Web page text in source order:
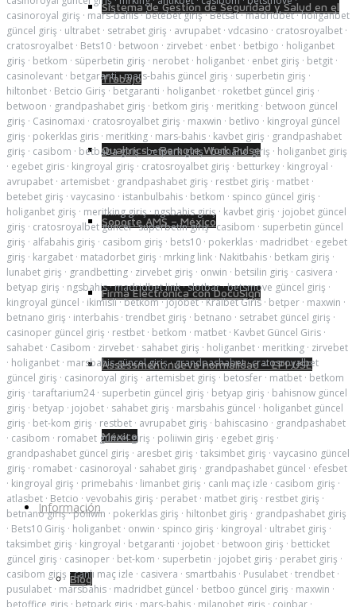
Sistema de Gestión de Seguridad y Salud en el
Trabajo
Qualtrics – Remote Work Pulse
Soporte AMS – México
Firma Electrónica con DocuSign
Assessment nueva normalidad – EPI-USE
México
Información
Blog
casinoroyal giriş · mars-bahis·betebet giriş·Betsat·madridbet·holiganbet
güncel giriş · ultrabet · setrabet giriş · avrupabet · vdcasino · cratosroyalbet ·
cratosroyalbet · Bets10 · betwoon · zirvebet · enbet · betbigo · holiganbet
giriş · betkom · süperbetin giriş · nerobet · holiganbet · enbet giriş · betgit ·
casinolevant · betgaranti·mars-bahis güncel giriş · superbetin giriş ·
hiltonbet · Betcio Giriş · betgaranti · holiganbet · roketbet güncel giriş ·
betwoon · grandpashabet giriş · betkom giriş · meritking · betwoon güncel
giriş · Casinomaxi · cratosroyalbet giriş · maxwin · betlivo · kingroyal güncel
giriş · pokerklas giris · meritking · mars-bahis · kavbet giriş · grandpashabet
giriş · casibom · betbaba giriş·betpark giriş·betnano giriş · holiganbet giriş
· egebet giris · kingroyal giriş · cratosroyalbet giriş · betturkey · kingroyal ·
avrupabet · artemisbet · grandpashabet giriş · restbet giriş · matbet ·
betebet giriş · vaycasino · istanbulbahis · betkom · spinco güncel giriş ·
holiganbet giriş · meritking giriş·ngsbahis giriş · kavbet giriş · jojobet güncel
giriş · cratosroyalbet güncel·superbetin giriş·casibom · superbetin güncel
giriş · alfabahis giriş · casibom giriş · bets10 · pokerklas · madridbet · egebet
giriş · kargabet · matadorbet giriş · mrking link · Nakitbahis · betkam giriş ·
lunabet giriş · grandbetting · zirvebet giriş · onwin · betsilin giriş · casivera ·
betyap giriş · ngsbahis·madridbet link·slotbar·betsmove güncel giriş ·
kingroyal güncel · ikimisli·betkom·jojobet·Kralbet Giris · betper · maxwin ·
betnano giriş · interbahis · trendbet giriş · betnano · setrabet güncel giriş ·
casinoper güncel giriş · restbet · betkom · matbet · Kavbet Güncel Giris ·
sahabet · Casibom · zirvebet · sahabet giriş · holiganbet · meritking · zirvebet
· holiganbet · marsbahis güncel giriş·grandpashabet·cratosroyalbet
güncel giriş · casinoroyal giriş · artemisbet giriş · betosfer · matbet · betkom
giriş · taraftarium24 · superbetin güncel giriş · betyap giriş · bahisnow güncel
giriş · betyap · jojobet · sahabet giriş · marsbahis güncel · holiganbet güncel
giriş · bet-kom giriş · restbet · avrupabet giriş · bahiscasino · grandpashabet
· casibom · romabet güncel giriş · poliiwin giriş · egebet giriş ·
grandpashabet güncel giriş · aresbet giriş · taksimbet giriş · vaycasino güncel
giriş · romabet · casinoroyal · sahabet giriş · grandpashabet güncel · efesbet
· kingroyal giriş · primebahis · limanbet giriş · canlı maç izle · casibom giriş ·
atlasbet · Betcio · vevobahis giriş · perabet · matbet giriş · restbet giriş ·
betnano giriş·poliwin · pokerklas giriş · hiltonbet giriş · grandpashabet giriş
· Bets10 Giriş · holiganbet · onwin · spinco giriş · kingroyal · ultrabet giriş ·
taksimbet giriş · kingroyal · betgaranti · jojobet · betwoon giriş · betticket
güncel giriş · casinoper · bet-kom · superbetin · jojobet giriş · perabet giriş ·
casibom giriş ·canlı maç izle · casivera · smartbahis · Pusulabet · trendbet ·
pusulabet · marsbahis · madridbet güncel · betboo güncel giriş · maxwin ·
betoffice giriş · betpark giriş · mars-bahis · milanobet giriş · coinbar ·